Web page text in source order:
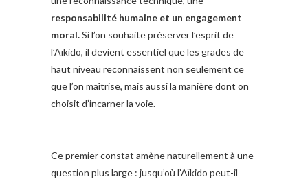
responsabilité humaine et un engagement
moral.Si l’on souhaite préserver l’esprit de
l’Aïkido, il devient essentiel que les grades de
haut niveau reconnaissent non seulement ce
que l’on maîtrise, mais aussi la manière dont on
choisit d’incarner la voie.
Ce premier constat amène naturellement à une
question plus large : jusqu’où l’Aïkido peut-il